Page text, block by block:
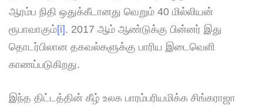
ஆரம்ப நிதி ஒதுக்கீடானது வெறும் 40 மில்லியன்
ரூபாவாகும்[i]. 2017 ஆம் ஆண்டுக்கு பின்னர் இது
தொடர்பிலான தகவல்களுக்கு பாரிய இடைவெளி
காணப்படுகிறது.
இந்த திட்டத்தின் கீழ் உலக பாரம்பரியமிக்க சிங்கராஜா